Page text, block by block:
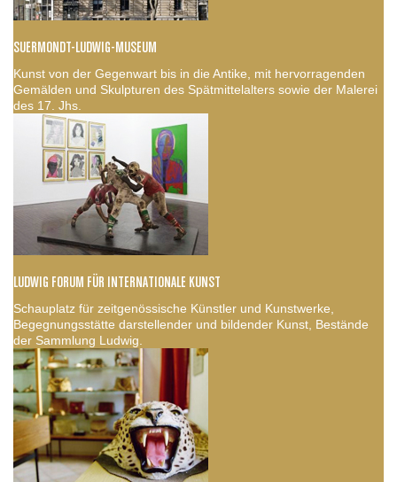
SUERMONDT-LUDWIG-MUSEUM
Kunst von der Gegenwart bis in die Antike, mit hervorragenden
Gemälden und Skulpturen des Spätmittelalters sowie der Malerei
des 17. Jhs.
LUDWIG FORUM FÜR INTERNATIONALE KUNST
Schauplatz für zeitgenössische Künstler und Kunstwerke,
Begegnungsstätte darstellender und bildender Kunst, Bestände
der Sammlung Ludwig.